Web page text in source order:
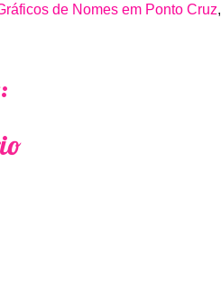
de Nomes em Ponto Cruz,